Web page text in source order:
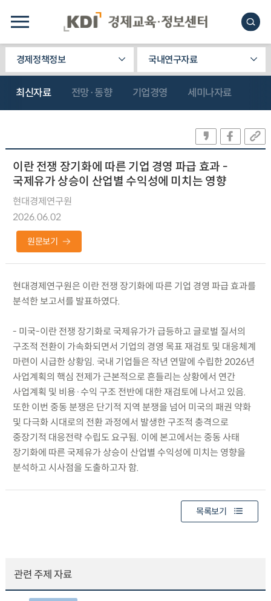
경제정책정보 국내연구자료
최신자료 전망·동향 기업경영 세미나자료
이란 전쟁 장기화에 따른 기업 경영 파급 효과 -
국제유가 상승이 산업별 수익성에 미치는 영향
현대경제연구원
2026.06.02
원문보기
현대경제연구원은 이란 전쟁 장기화에 따른 기업 경영 파급 효과를
분석한 보고서를 발표하였다.
- 미국-이란 전쟁 장기화로 국제유가가 급등하고 글로벌 질서의
구조적 전환이 가속화되면서 기업의 경영 목표 재검토 및 대응체계
마련이 시급한 상황임. 국내 기업들은 작년 연말에 수립한 2026년
사업계획의 핵심 전제가 근본적으로 흔들리는 상황에서 연간
사업계획 및 비용·수익 구조 전반에 대한 재검토에 나서고 있음.
또한 이번 중동 분쟁은 단기적 지역 분쟁을 넘어 미국의 패권 약화
및 다극화 시대로의 전환 과정에서 발생한 구조적 충격으로
중장기적 대응전략 수립도 요구됨. 이에 본고에서는 중동 사태
장기화에 따른 국제유가 상승이 산업별 수익성에 미치는 영향을
분석하고 시사점을 도출하고자 함.
목록보기
관련 주제 자료